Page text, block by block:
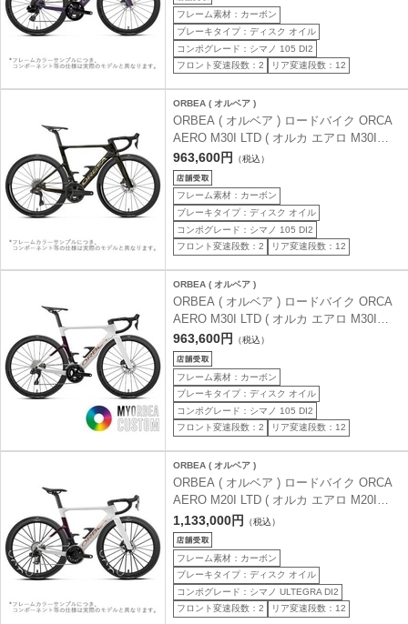
( 身長目安160cm前後 )
フレーム素材：カーボン
ブレーキタイプ：ディスク オイル
コンポグレード：シマノ 105 DI2
フロント変速段数：2
リア変速段数：12
ORBEA ( オルベア )
ORBEA ( オルベア ) ロードバイク ORCA
AERO M30I LTD ( オルカ エアロ M30I
LTD ) マジックゴールドカーボンビュー /
チタニウム ( グロス ) 47 ( 身長目安160cm
前後 )
963,600円 （税込）
フレーム素材：カーボン
ブレーキタイプ：ディスク オイル
コンポグレード：シマノ 105 DI2
フロント変速段数：2
リア変速段数：12
ORBEA ( オルベア )
ORBEA ( オルベア ) ロードバイク ORCA
AERO M30I LTD ( オルカ エアロ M30I
LTD ) MYO ( マイオー ) マイオルベアカス
タム 47 ( 身長目安160cm前後 )
963,600円 （税込）
フレーム素材：カーボン
ブレーキタイプ：ディスク オイル
コンポグレード：シマノ 105 DI2
フロント変速段数：2
リア変速段数：12
ORBEA ( オルベア )
ORBEA ( オルベア ) ロードバイク ORCA
AERO M20I LTD ( オルカ エアロ M20I
LTD ) ホワイトレインボー / サンセット (
グロス ) 47 ( 身長目安160cm前後 )
1,133,000円 （税込）
フレーム素材：カーボン
ブレーキタイプ：ディスク オイル
コンポグレード：シマノ ULTEGRA DI2
フロント変速段数：2
リア変速段数：12